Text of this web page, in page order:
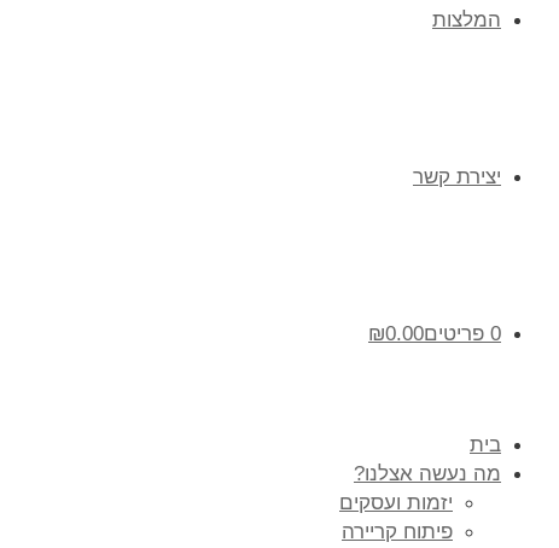
המלצות
יצירת קשר
0 פריטים ₪0.00
בית
מה נעשה אצלנו?
יזמות ועסקים
פיתוח קריירה